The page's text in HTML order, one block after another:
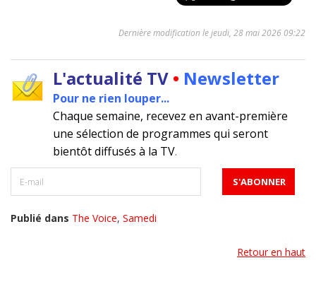
Dernière modification le jeudi, 28 mai 2026 09:22
L'actualité TV • Newsletter
Pour ne rien louper...
Chaque semaine, recevez en avant-première
une sélection de programmes qui seront
bientôt diffusés à la TV.
Publié dans The Voice, Samedi
Retour en haut